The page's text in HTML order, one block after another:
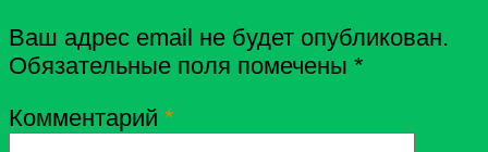
Ваш адрес email не будет опубликован.
Обязательные поля помечены *
Комментарий *